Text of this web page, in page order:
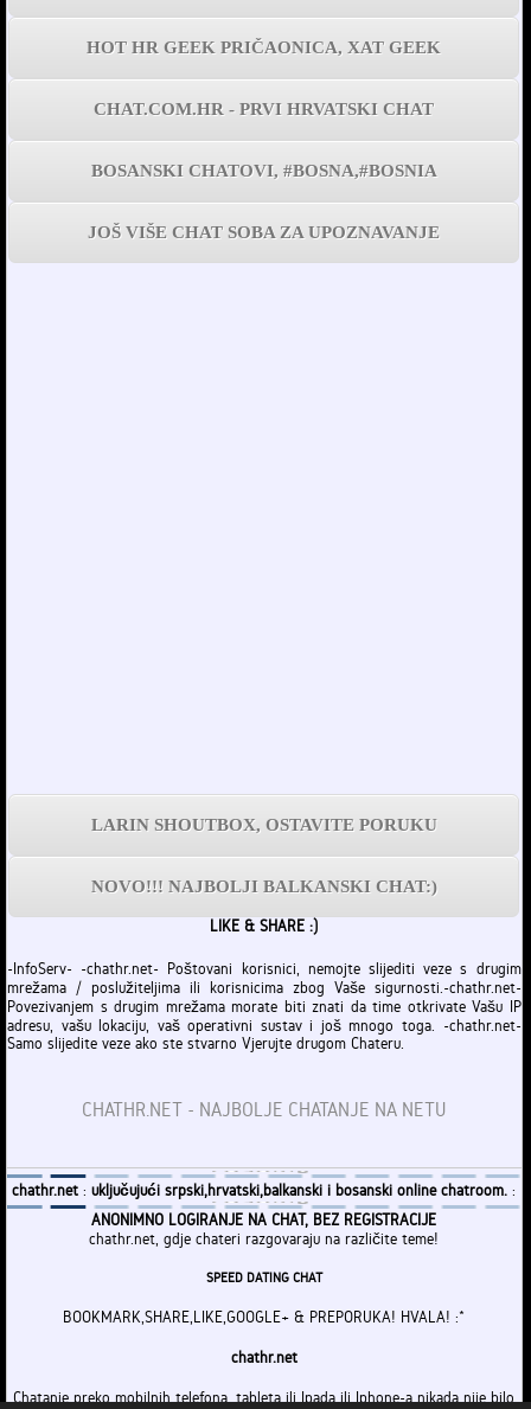
HOT HR GEEK PRIČAONICA, XAT GEEK
CHAT.COM.HR - PRVI HRVATSKI CHAT
BOSANSKI CHATOVI, #BOSNA,#BOSNIA
JOŠ VIŠE CHAT SOBA ZA UPOZNAVANJE
LARIN SHOUTBOX, OSTAVITE PORUKU
NOVO!!! NAJBOLJI BALKANSKI CHAT:)
LIKE & SHARE :)
-InfoServ- -chathr.net- Poštovani korisnici, nemojte slijediti veze s drugim
mrežama / poslužiteljima ili korisnicima zbog Vaše sigurnosti.-chathr.net-
Povezivanjem s drugim mrežama morate biti znati da time otkrivate Vašu IP
adresu, vašu lokaciju, vaš operativni sustav i još mnogo toga. -chathr.net-
Samo slijedite veze ako ste stvarno Vjerujte drugom Chateru.
CHATHR.NET - NAJBOLJE CHATANJE NA NETU
chathr.net :uključujući srpski,hrvatski,balkanski i bosanski online chatroom.:
ANONIMNO LOGIRANJE NA CHAT, BEZ REGISTRACIJE
chathr.net, gdje chateri razgovaraju na različite teme!
SPEED DATING CHAT
BOOKMARK,SHARE,LIKE,GOOGLE+ & PREPORUKA! HVALA! :*
chathr.net
Chatanje preko mobilnih telefona, tableta ili Ipada ili Iphone-a nikada nije bilo